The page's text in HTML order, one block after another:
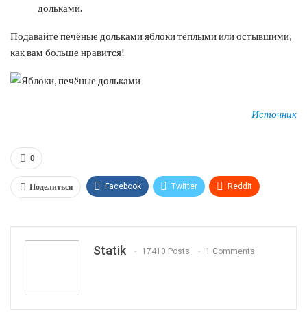
дольками.
Подавайте печёные дольками яблоки тёплыми или остывшими,
как вам больше нравится!
Источник
0
Поделиться Facebook Twitter ReddIt
Statik 17410 Posts 1 Comments